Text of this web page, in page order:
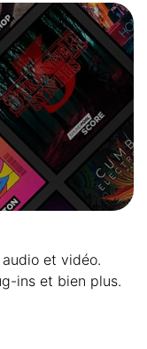
et vidéo.
ins et bien plus.